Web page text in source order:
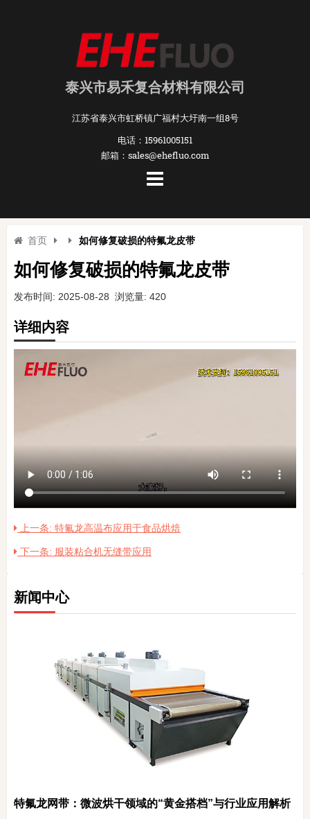
泰兴市易禾复合材料有限公司
江苏省泰兴市虹桥镇广福村大圩南一组8号
电话：15961005151
邮箱：sales@ehefluo.com
首页 如何修复破损的特氟龙皮带
如何修复破损的特氟龙皮带
发布时间: 2025-08-28 浏览量: 420
详细内容
上一条: 特氟龙高温布应用于食品烘焙
下一条: 服装粘合机无缝带应用
新闻中心
特氟龙网带：微波烘干领域的“黄金搭档”与行业应用解析